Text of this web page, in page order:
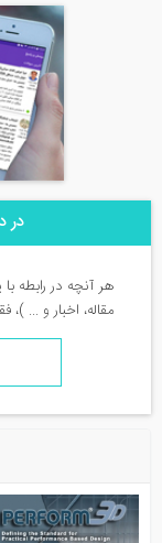
در
هر آنچه در
مقاله، اخبار و ...